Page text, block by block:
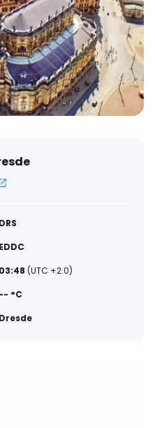
DRS
EDDC
03:48 (UTC +2.0)
-- °C
Dresde